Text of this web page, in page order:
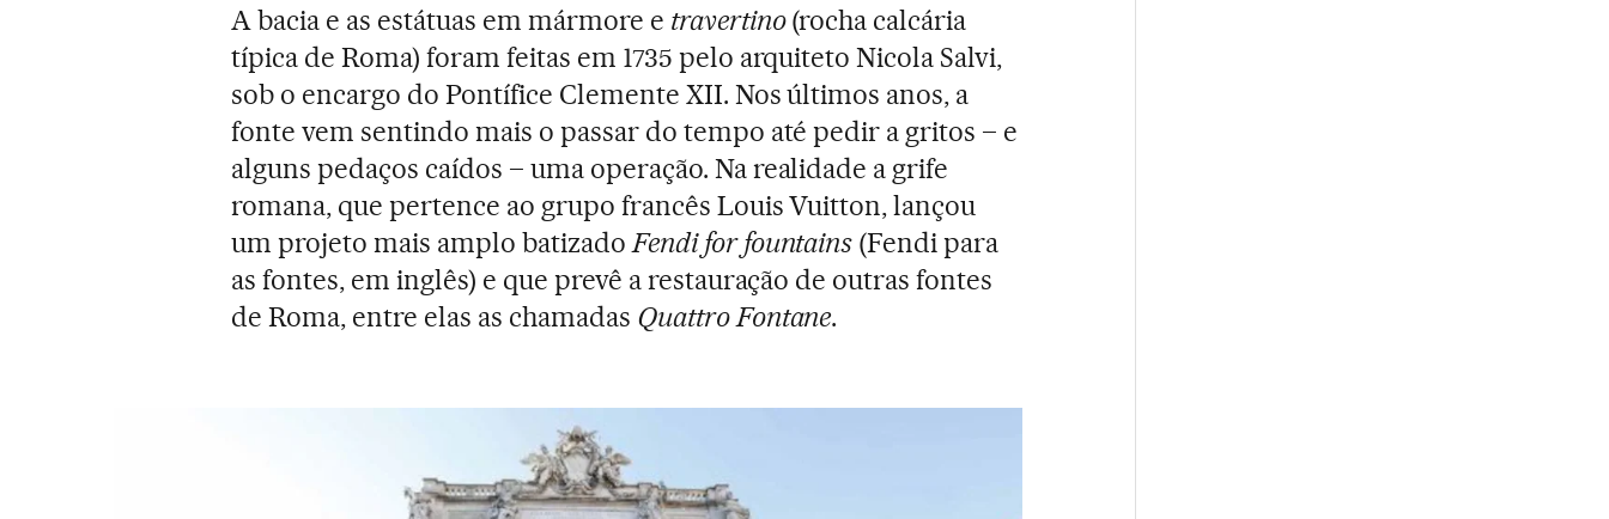
A bacia e as estátuas em mármore e travertino(rocha calcária
típica de Roma) foram feitas em 1735 pelo arquiteto Nicola Salvi,
sob o encargo do Pontífice Clemente XII. Nos últimos anos, a
fonte vem sentindo mais o passar do tempo até pedir a gritos – e
alguns pedaços caídos – uma operação. Na realidade a grife
romana, que pertence ao grupo francês Louis Vuitton, lançou
um projeto mais amplo batizadoFendi for fountains (Fendi para
as fontes, em inglês) e que prevê a restauração de outras fontes
de Roma, entre elas as chamadas Quattro Fontane.